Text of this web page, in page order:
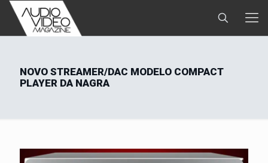
NOVO STREAMER/DAC MODELO COMPACT
PLAYER DA NAGRA